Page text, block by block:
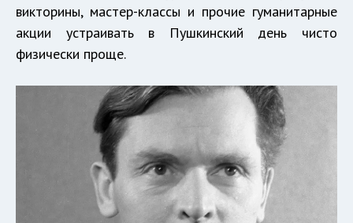
викторины, мастер-классы и прочие гуманитарные
акции устраивать в Пушкинский день чисто
физически проще.